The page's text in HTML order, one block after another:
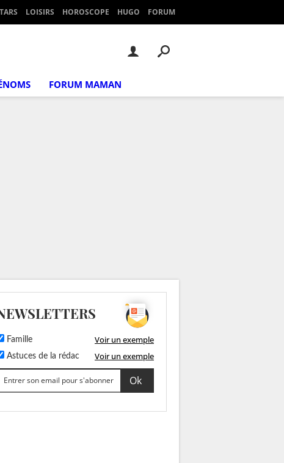
LOISIRS HOROSCOPE HUGO FORUM
FORUM MAMAN
Famille Voir un exemple
Astuces de la rédac Voir un exemple